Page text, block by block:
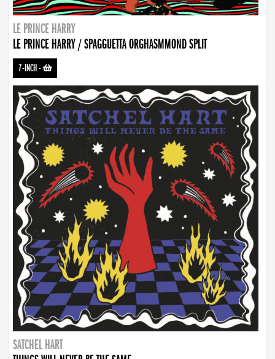
LE PRINCE HARRY
LE PRINCE HARRY / SPAGGUETTA ORGHASMMOND SPLIT
7-INCH-
SATCHEL HART